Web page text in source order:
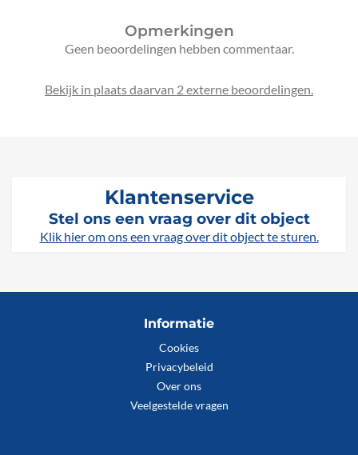
Opmerkingen
Geen beoordelingen hebben commentaar.
Bekijk in plaats daarvan 2 externe beoordelingen.
Klantenservice
Stel ons een vraag over dit object
Klik hier om ons een vraag over dit object te sturen.
Informatie
Cookies
Privacybeleid
Over ons
Veelgestelde vragen